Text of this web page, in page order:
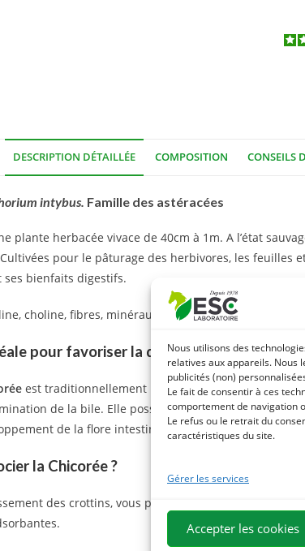
Nous utilisons des
relatives aux appareils. Nous
publicités (non)
Le fait de consentir à ces
comportement de navigation
Le refus ou le retrait du
caractéristiques du site.
Gérer les services
Accepter les cookies
DESCRIPTION DÉTAILLÉE COMPOSITION CONSEILS
intybus. Famille des astéracées
plante herbacée vivace de 40cm à 1m. A l’état
pour le pâturage des herbivores, les feuilles
bienfaits digestifs.
choline, fibres, minéraux, etc.
pour favoriser la digestion du cheval et
est traditionnellement utilisée pour assurer une
de la bile. Elle possède une action drainante
de la flore intestinale.
la Chicorée ?
des crottins, vous pouvez utiliser notre formule